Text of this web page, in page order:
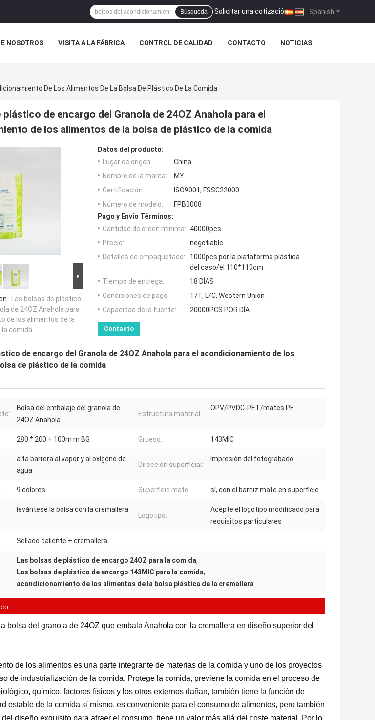
Spanish
Solicitar una cotización |
Búsqueda
NOSOTROS VISITA A LA FÁBRICA CONTROL DE CALIDAD CONTACTO NOTICIAS
De Los Alimentos De La Bolsa De Plástico De La Comida
plástico de encargo del Granola de 24OZ Anahola para el
de los alimentos de la bolsa de plástico de la comida
: Las bolsas de plástico
de 24OZ Anahola para
de los alimentos de la
la comida
Datos del producto:
Lugar de origen:
China
Nombre de la marca:
MY
Certificación:
ISO9001; FSSC22000
Número de modelo:
FPB0008
Pago y Envío Términos:
Cantidad de orden mínima:
40000pcs
Precio:
negotiable
Detalles de empaquetado:
1000pcs por la plataforma plástica
del caso/el 110*110cm
Tiempo de entrega:
18 DÍAS
Condiciones de pago:
T/T, L/C, Western Union
Capacidad de la fuente:
20000PCS POR DÍA
Contacto
de encargo del Granola de 24OZ Anahola para el acondicionamiento de los
de plástico de la comida
Bolsa del embalaje del granola de
24OZ Anahola
Estructura material:
OPV/PVDC-PET/mates PE
280 * 200 + 100m m BG Grueso: 143MIC
alta barrera al vapor y al oxígeno de
agua
Dirección superficial:
Impresión del fotograbado
9 colores Superficie mate: sí, con el barniz mate en superficie
levántese la bolsa con la cremallera
Logotipo:
Acepte el logotipo modificado para
requisitos particulares
Sellado caliente + cremallera
Las bolsas de plástico de encargo 24OZ para la comida,
Las bolsas de plástico de encargo 143MIC para la comida,
acondicionamiento de los alimentos de la bolsa plástica de la cremallera
bolsa del granola de 24OZ que embala Anahola con la cremallera en diseño superior del
de los alimentos es una parte integrante de materias de la comida y uno de los proyectos
de industrialización de la comida. Protege la comida, previene la comida en el proceso de
químico, factores físicos y los otros externos dañan, también tiene la función de
estable de la comida sí mismo, es conveniente para el consumo de alimentos, pero también
diseño exquisito para atraer el consumo, tiene un valor más allá del coste material. Por lo